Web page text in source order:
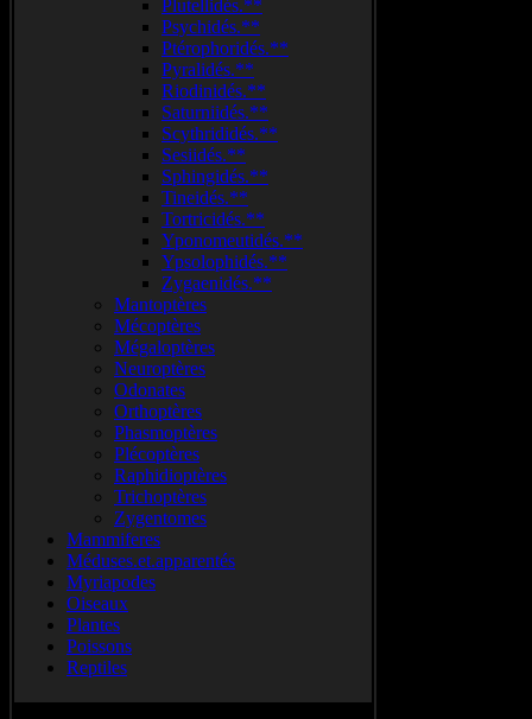
Plutellidés.**
Psychidés.**
Ptérophoridés.**
Pyralidés.**
Riodinidés.**
Saturniidés.**
Scythrididés.**
Sesiidés.**
Sphingidés.**
Tineidés.**
Tortricidés.**
Yponomeutidés.**
Ypsolophidés.**
Zygaenidés.**
Mantoptères
Mécoptères
Mégaloptères
Neuroptères
Odonates
Orthoptères
Phasmoptères
Plécoptères
Raphidioptères
Trichoptères
Zygentomes
Mammiferes
Méduses.et.apparentés
Myriapodes
Oiseaux
Plantes
Poissons
Reptiles